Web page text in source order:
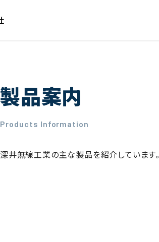
製品案内
Products Information
深井無線工業の主な製品を紹介しています。